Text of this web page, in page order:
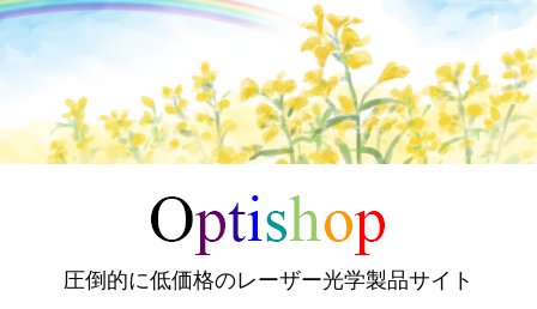
圧倒的に低価格のレーザー光学製品サイト